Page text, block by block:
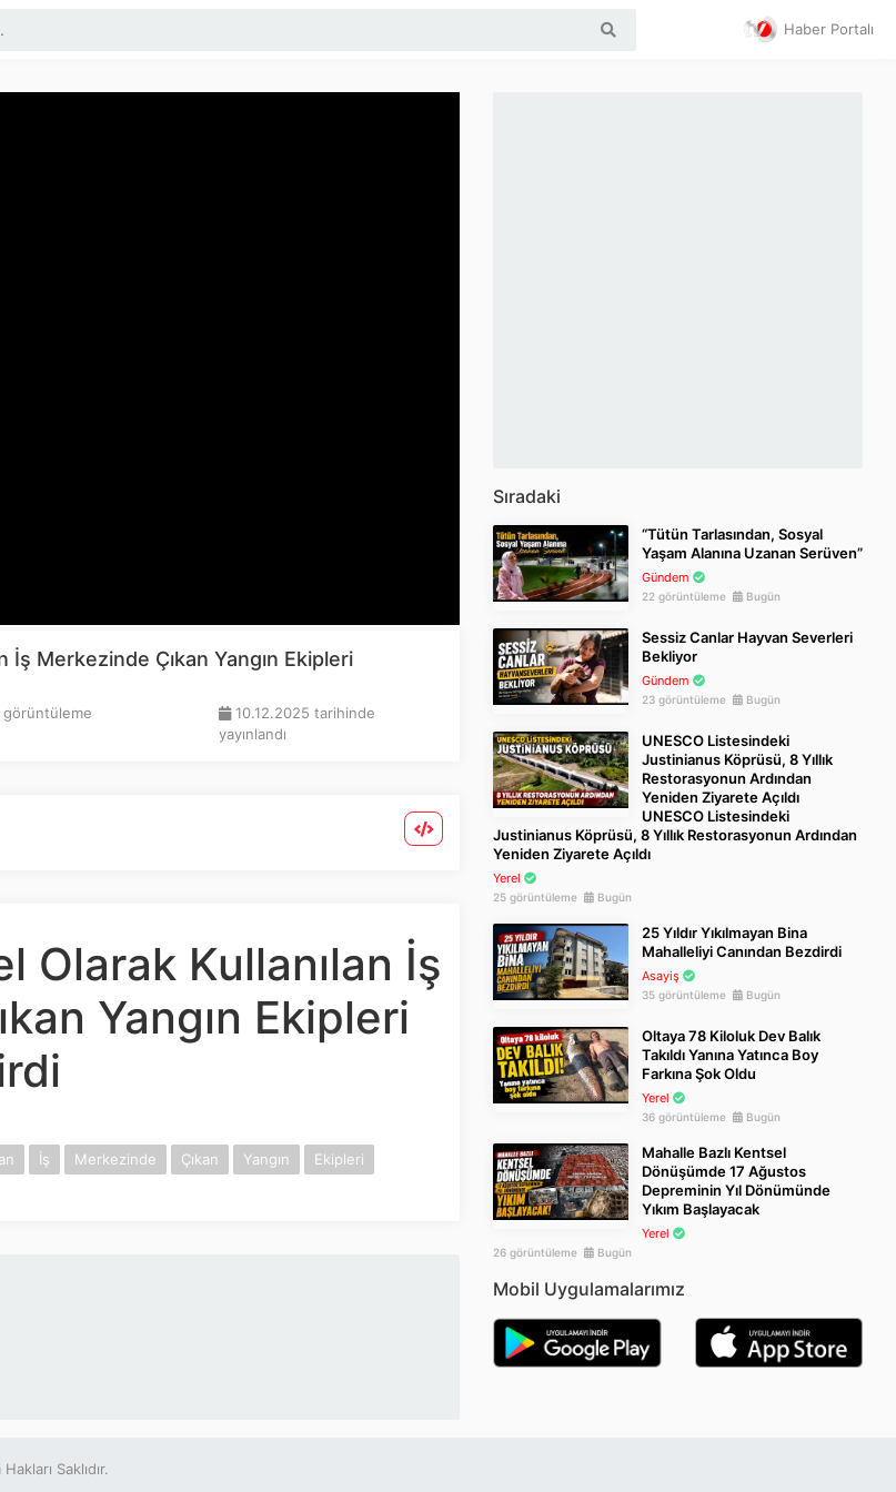
Haber Portalı
İş Merkezinde Çıkan Yangın Ekipleri
görüntüleme
10.12.2025 tarihinde
yayınlandı
Olarak Kullanılan İş
Yangın Ekipleri
İş Merkezinde Çıkan Yangın
Ekipleri
Sıradaki
“Tütün Tarlasından, Sosyal
Yaşam Alanına Uzanan Serüven”
Gündem
22 görüntüleme Bugün
Sessiz Canlar Hayvan Severleri
Bekliyor
Gündem
23 görüntüleme Bugün
UNESCO Listesindeki
Justinianus Köprüsü, 8 Yıllık
Restorasyonun Ardından
Yeniden Ziyarete Açıldı
UNESCO Listesindeki
Justinianus Köprüsü, 8 Yıllık Restorasyonun Ardından
Yeniden Ziyarete Açıldı
Yerel
25 görüntüleme Bugün
25 Yıldır Yıkılmayan Bina
Mahalleliyi Canından Bezdirdi
Asayiş
35 görüntüleme Bugün
Oltaya 78 Kiloluk Dev Balık
Takıldı Yanına Yatınca Boy
Farkına Şok Oldu
Yerel
36 görüntüleme Bugün
Mahalle Bazlı Kentsel
Dönüşümde 17 Ağustos
Depreminin Yıl Dönümünde
Yıkım Başlayacak
Yerel
26 görüntüleme Bugün
Mobil Uygulamalarımız
Saklıdır.